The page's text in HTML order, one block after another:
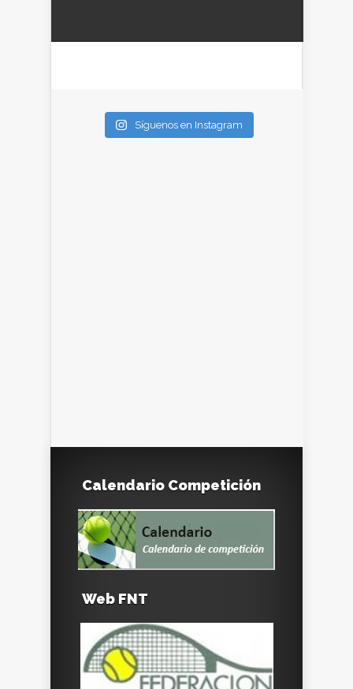
Síguenos en Instagram
Calendario Competición
Web FNT